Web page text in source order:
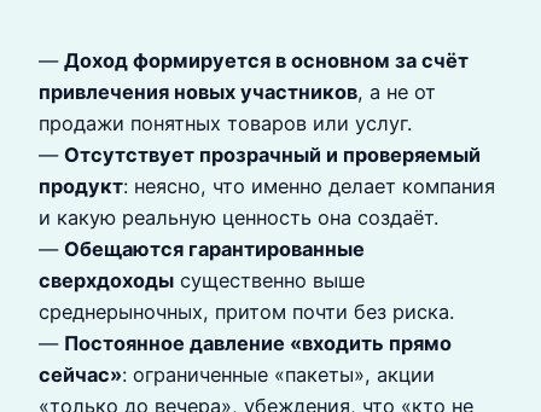
— Доход формируется в основном за счёт
привлечения новых участников, а не от
продажи понятных товаров или услуг.
— Отсутствует прозрачный и проверяемый
продукт: неясно, что именно делает компания
и какую реальную ценность она создаёт.
— Обещаются гарантированные
сверхдоходы существенно выше
среднерыночных, притом почти без риска.
— Постоянное давление «входить прямо
сейчас»: ограниченные «пакеты», акции
«только до вечера», убеждения, что «кто не